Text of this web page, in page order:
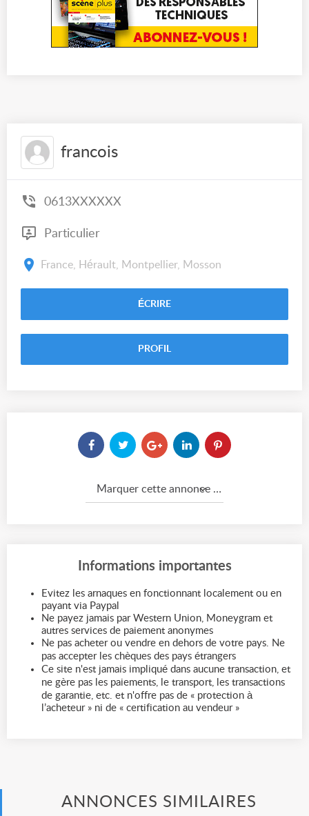
francois
0613XXXXXX
Particulier
France, Hérault, Montpellier, Mosson
ÉCRIRE
PROFIL
Marquer cette annonce comme...
Informations importantes
Evitez les arnaques en fonctionnant localement ou en
payant via Paypal
Ne payez jamais par Western Union, Moneygram et
autres services de paiement anonymes
Ne pas acheter ou vendre en dehors de votre pays. Ne
pas accepter les chèques des pays étrangers
Ce site n'est jamais impliqué dans aucune transaction, et
ne gère pas les paiements, le transport, les transactions
de garantie, etc. et n'offre pas de « protection à
l’acheteur » ni de « certification au vendeur »
ANNONCES SIMILAIRES